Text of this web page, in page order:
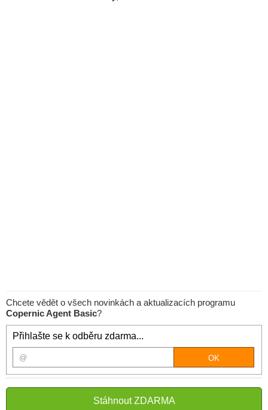
Chcete vědět o všech novinkách a aktualizacích programu
Copernic Agent Basic?
Přihlašte se k odběru zdarma...
Stáhnout ZDARMA